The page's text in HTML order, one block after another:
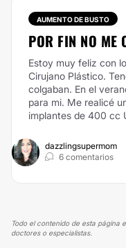
AUMENTO DE BUSTO
POR FIN NO
Estoy muy feliz con
Cirujano Plástico.
colgaban. En el
para mi. Me realicé
implantes de 400 cc
dazzlingsupermom
6 comentarios
Todo el contenido de esta página
doctores o especialistas.